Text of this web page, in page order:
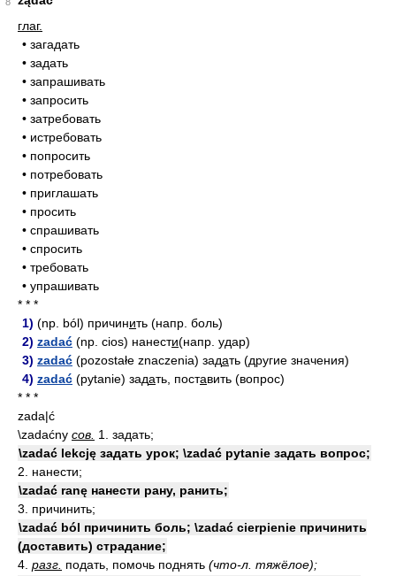
глаг.
• загадать
• задать
• запрашивать
• запросить
• затребовать
• истребовать
• попросить
• потребовать
• приглашать
• просить
• спрашивать
• спросить
• требовать
• упрашивать
* * *
1) (np. ból) причинить (напр. боль)
2) zadać (np. cios) нанести(напр. удар)
3) zadać (pozostałe znaczenia) задать (другие значения)
4) zadać (pytanie) задать, поставить (вопрос)
* * *
zada|ć
\zadaćny сов. 1. задать;
\zadać lekcję задать урок; \zadać pytanie задать вопрос;
2. нанести;
\zadać ranę нанести рану, ранить;
3. причинить;
\zadać ból причинить боль; \zadać cierpienie причинить
(доставить) страдание;
4. разг. подать, помочь поднять (что-л. тяжёлое);